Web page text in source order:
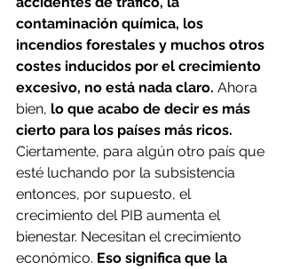
contaminación química, los
incendios forestales y muchos otros
costes inducidos por el crecimiento
excesivo, no está nada claro. Ahora
bien, lo que acabo de decir es más
cierto para los países más ricos.
Ciertamente, para algún otro país que
esté luchando por la subsistencia
entonces, por supuesto, el
crecimiento del PIB aumenta el
bienestar. Necesitan el crecimiento
económico. Eso significa que la